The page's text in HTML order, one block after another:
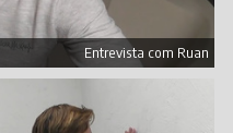
Entrevista com Ruan